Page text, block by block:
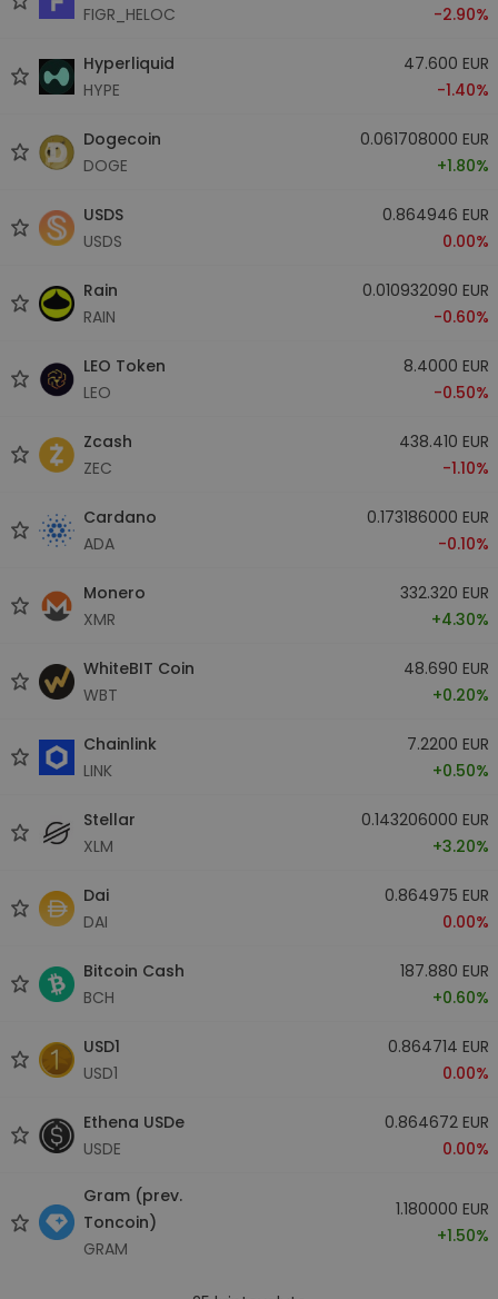
FIGR_HELOC
-2.90%
Hyperliquid
HYPE
47.600 EUR
-1.40%
Dogecoin
DOGE
0.061708000 EUR
+1.80%
USDS
USDS
0.864946 EUR
0.00%
Rain
RAIN
0.010932090 EUR
-0.60%
LEO Token
LEO
8.4000 EUR
-0.50%
Zcash
ZEC
438.410 EUR
-1.10%
Cardano
ADA
0.173186000 EUR
-0.10%
Monero
XMR
332.320 EUR
+4.30%
WhiteBIT Coin
WBT
48.690 EUR
+0.20%
Chainlink
LINK
7.2200 EUR
+0.50%
Stellar
XLM
0.143206000 EUR
+3.20%
Dai
DAI
0.864975 EUR
0.00%
Bitcoin Cash
BCH
187.880 EUR
+0.60%
USD1
USD1
0.864714 EUR
0.00%
Ethena USDe
USDE
0.864672 EUR
0.00%
Gram (prev.
Toncoin)
GRAM
1.180000 EUR
+1.50%